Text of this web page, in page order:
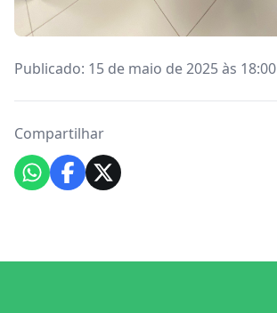
Publicado: 15 de maio de 2025 às 18:00
Compartilhar